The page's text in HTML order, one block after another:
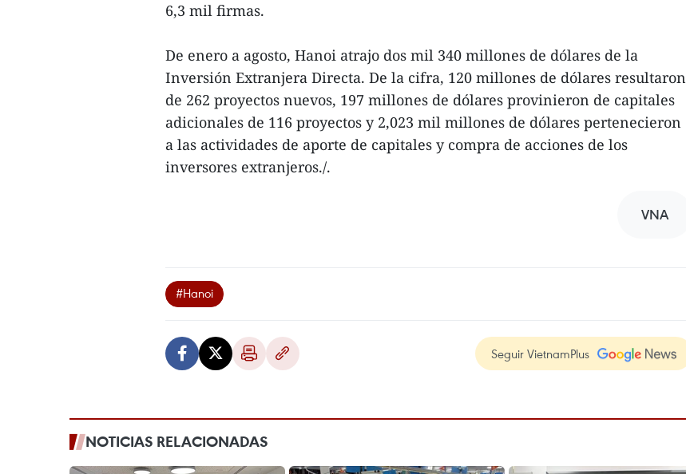
6,3 mil firmas.
De enero a agosto, Hanoi atrajo dos mil 340 millones de dólares de la
Inversión Extranjera Directa. De la cifra, 120 millones de dólares resultaron
de 262 proyectos nuevos, 197 millones de dólares provinieron de capitales
adicionales de 116 proyectos y 2,023 mil millones de dólares pertenecieron
a las actividades de aporte de capitales y compra de acciones de los
inversores extranjeros./.
VNA
#Hanoi
Seguir VietnamPlus
NOTICIAS RELACIONADAS